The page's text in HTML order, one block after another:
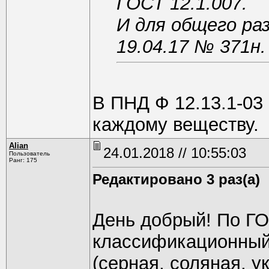
И для общего
19.04.17 № 371н.
В ПНД Ф 12.13.1-03
каждому веществу.
Alian
Пользователь
Ранг: 175
24.01.2018 // 10:55:03
Редактировано 3 раз(а)
День добрый! По
(серная, соляная,